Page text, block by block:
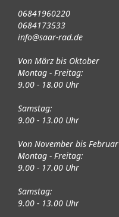
06841960220
0684173533
info@saar-rad.de
Von März bis Oktober
Montag - Freitag:
9.00 - 18.00 Uhr
Samstag:
9.00 - 13.00 Uhr
Von November bis Februar
Montag - Freitag:
9.00 - 17.00 Uhr
Samstag:
9.00 - 13.00 Uhr